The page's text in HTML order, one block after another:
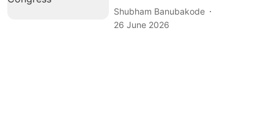
Shubham Banubakode
26 June 2026